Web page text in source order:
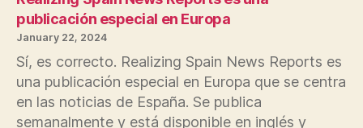
publicación especial en Europa
January 22, 2024
Sí, es correcto. Realizing Spain News Reports es
una publicación especial en Europa que se centra
en las noticias de España. Se publica
semanalmente y está disponible en inglés y